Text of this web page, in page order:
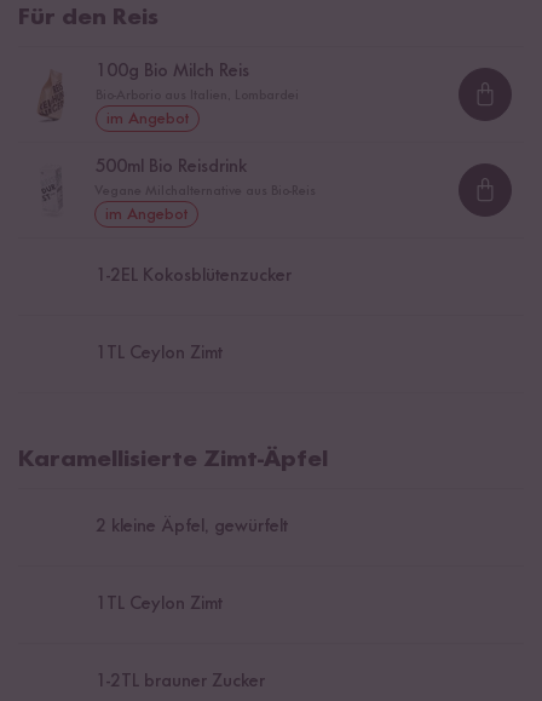
Für den Reis
100g Bio Milch Reis
im Angebot
500ml Bio Reisdrink
im Angebot
1 -2EL Kokosblütenzucker
1 TL Ceylon Zimt
Karamellisierte Zimt-Äpfel
2 kleine Äpfel, gewürfelt
1 TL Ceylon Zimt
1 -2 TL brauner Zucker